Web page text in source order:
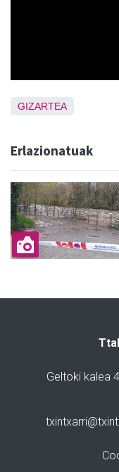
GIZARTEA
Erlazionatuak
Geltoki kalea